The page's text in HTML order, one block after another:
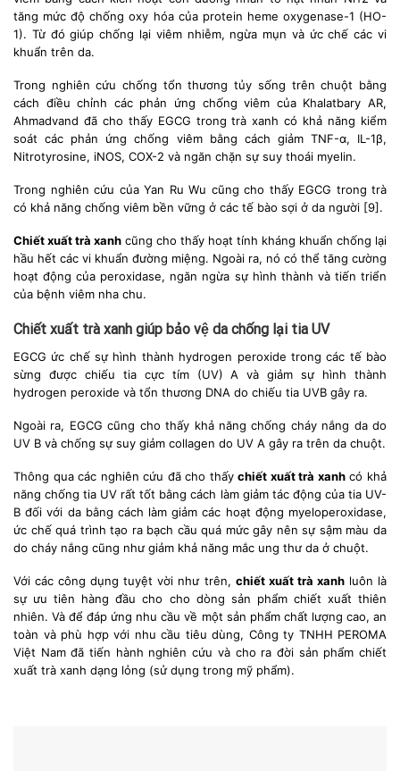
tăng mức độ chống oxy hóa của protein heme oxygenase-1 (HO-
1). Từ đó giúp chống lại viêm nhiễm, ngừa mụn và ức chế các vi
khuẩn trên da.
Trong nghiên cứu chống tổn thương tủy sống trên chuột bằng
cách điều chỉnh các phản ứng chống viêm của Khalatbary AR,
Ahmadvand đã cho thấy EGCG trong trà xanh có khả năng kiểm
soát các phản ứng chống viêm bằng cách giảm TNF-α, IL-1β,
Nitrotyrosine, iNOS, COX-2 và ngăn chặn sự suy thoái myelin.
Trong nghiên cứu của Yan Ru Wu cũng cho thấy EGCG trong trà
có khả năng chống viêm bền vững ở các tế bào sợi ở da người [9].
Chiết xuất trà xanh cũng cho thấy hoạt tính kháng khuẩn chống lại
hầu hết các vi khuẩn đường miệng. Ngoài ra, nó có thể tăng cường
hoạt động của peroxidase, ngăn ngừa sự hình thành và tiến triển
của bệnh viêm nha chu.
Chiết xuất trà xanh giúp bảo vệ da chống lại tia UV
EGCG ức chế sự hình thành hydrogen peroxide trong các tế bào
sừng được chiếu tia cực tím (UV) A và giảm sự hình thành
hydrogen peroxide và tổn thương DNA do chiếu tia UVB gây ra.
Ngoài ra, EGCG cũng cho thấy khả năng chống cháy nắng da do
UV B và chống sự suy giảm collagen do UV A gây ra trên da chuột.
Thông qua các nghiên cứu đã cho thấychiết xuất trà xanhcó khả
năng chống tia UV rất tốt bằng cách làm giảm tác động của tia UV-
B đối với da bằng cách làm giảm các hoạt động myeloperoxidase,
ức chế quá trình tạo ra bạch cầu quá mức gây nên sự sậm màu da
do cháy nắng cũng như giảm khả năng mắc ung thư da ở chuột.
Với các công dụng tuyệt vời như trên, chiết xuất trà xanhluôn là
sự ưu tiên hàng đầu cho cho dòng sản phẩm chiết xuất thiên
nhiên. Và để đáp ứng nhu cầu về một sản phẩm chất lượng cao, an
toàn và phù hợp với nhu cầu tiêu dùng, Công ty TNHH PEROMA
Việt Nam đã tiến hành nghiên cứu và cho ra đời sản phẩm chiết
xuất trà xanh dạng lỏng (sử dụng trong mỹ phẩm).